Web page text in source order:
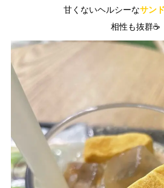
甘くないヘルシーなサン
相性も抜群☕